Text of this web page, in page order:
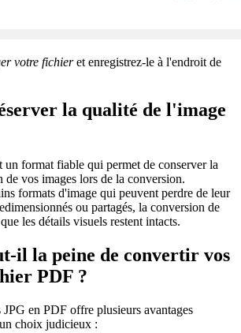
votre fichieret enregistrez-le à l'endroit de
la qualité de l'image
format fiable qui permet de conserver la
de vos images lors de la conversion.
formats d'image qui peuvent perdre de leur
ou partagés, la conversion de
les détails visuels restent intacts.
il la peine de convertir vos
PDF ?
en PDF offre plusieurs avantages
choix judicieux :